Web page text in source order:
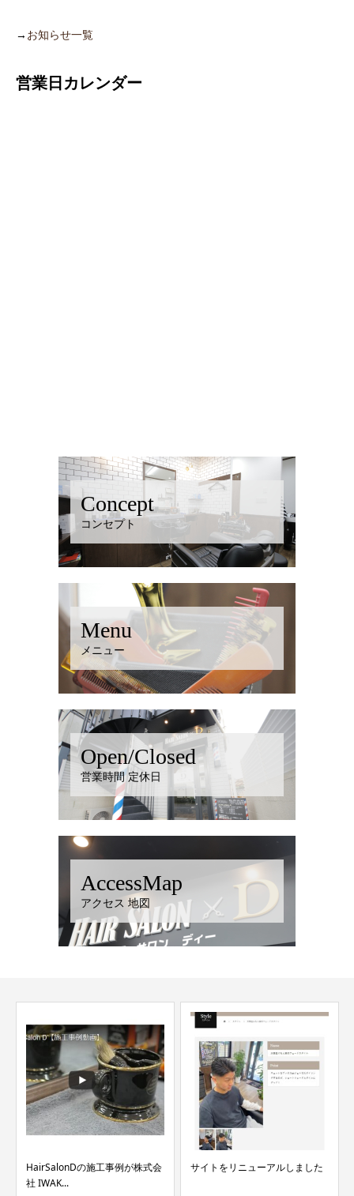
→ お知らせ一覧
営業日カレンダー
Concept
コンセプト
Menu
メニュー
Open/Closed
営業時間 定休日
AccessMap
アクセス 地図
HairSalonDの施工事例が株式会
社 IWAK...
サイトをリニューアルしました